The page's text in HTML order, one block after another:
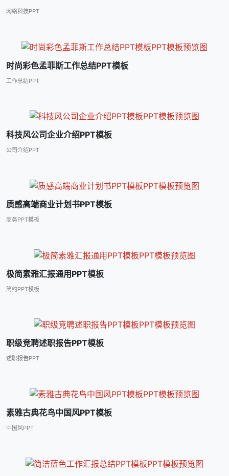
网络科技PPT
时尚彩色孟菲斯工作总结PPT模板
工作总结PPT
科技风公司企业介绍PPT模板
公司介绍PPT
质感高端商业计划书PPT模板
商务PPT模板
极简素雅汇报通用PPT模板
简约PPT模板
职级竞聘述职报告PPT模板
述职报告PPT
素雅古典花鸟中国风PPT模板
中国风PPT